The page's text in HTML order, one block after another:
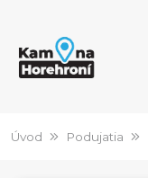
Úvod Podujatia